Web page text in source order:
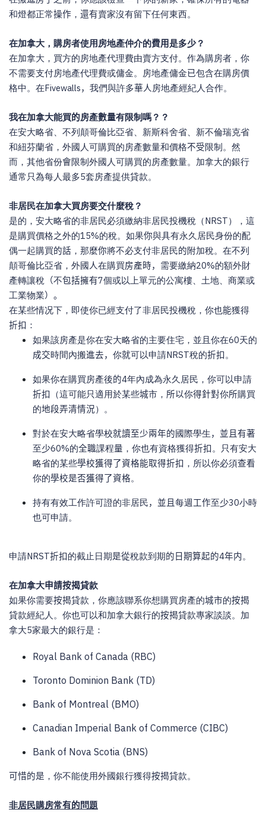
和燈都正常操作 ， 還有賣家沒有留下任何東西。
在加拿大，購房者使用房地產仲介的費用是多少？
在加拿大，買方的房地產代理費由賣方支付。作為購房者，你
不需要支付房地產代理費或傭金。房地產傭金已包含在購房價
格中。在Fivewalls， 我們與許多華人 房地產經紀人合作。
我在加拿大能買的房產數量有限制嗎？？
在安大略省、不列顛哥倫比亞省、新斯科舍省、新不倫瑞克省
和紐芬蘭省，外國人可購買的房產數量和價格不受限制。然
而，其他省份會限制外國人可購買的房產數量。加拿大的銀行
通常只為每人最多5套房產提供貸款。
非居民在加拿大買房要交什麼稅？
是的，安大略省的非居民必須繳納非居民投機稅（NRST），這
是購買價格之外的15%的稅。如果你與具有永久居民身份的配
偶一起購買的話 ，那麼你將不必支付非居民的附加稅。在不列
顛哥倫比亞省，外國人在購買房產時， 需要繳納20%的額外財
產轉讓稅 （不包括擁有7個或以上單元的公寓樓、土地、商業或
工業物業）。
在某些情况下，即使你已經支付了非居民投機稅，你也能獲得
折扣 ：
如果該房產是你在安大略省的主要住宅，並且你在60天的
成交時間內搬進去， 你就可以申請NRST稅的折扣。
如果你在購買房產後的4年內成為永久居民，你可以申請
折扣 （這可能只適用於某些城市， 所以你得針對你所購買
的地段弄清情況）。
對於在安大略省學校就讀至少兩年的國際學生，並且有著
至少60%的全職課程量 ，你也有資格獲得折扣。只有安大
略省的某些學校獲得了資格能取得折扣 ，所以你必須查看
你的學校是否獲得了資格。
持有有效工作許可證的非居民，並且每週工作至少30小時
也可申請。
申請NRST折扣的截止日期是從稅款到期的日期算起的4年内。
在加拿大申請按揭貸款
如果你需要按揭貸款，你應該聯系你想購買房產的城市的按揭
貸款經紀人。你也可以和加拿大銀行的按揭貸款專家談談。加
拿大5家最大的銀行是：
Royal Bank of Canada (RBC)
Toronto Dominion Bank (TD)
Bank of Montreal (BMO)
Canadian Imperial Bank of Commerce (CIBC)
Bank of Nova Scotia (BNS)
可惜的是 ，你不能使用外國銀行獲得按揭貸款。
非居民購房常有的問題